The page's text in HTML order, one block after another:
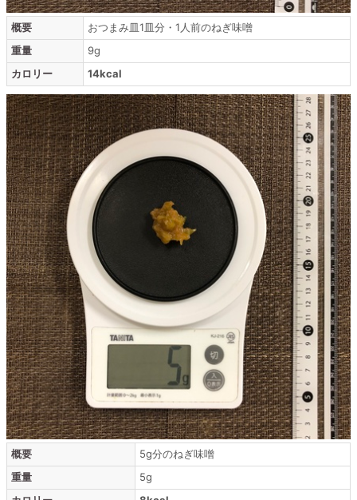
概要
おつまみ皿1皿分・1人前のねぎ味噌
重量
9g
カロリー
14kcal
概要
5g分のねぎ味噌
重量
5g